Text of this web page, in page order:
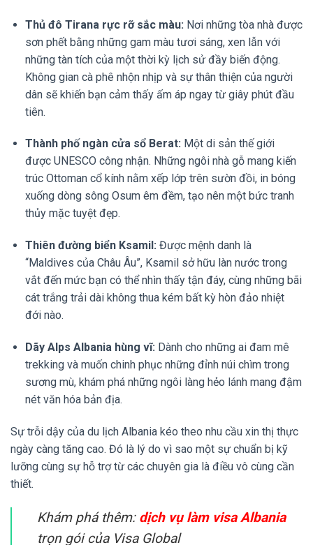
Thủ đô Tirana rực rỡ sắc màu: Nơi những tòa nhà được
sơn phết bằng những gam màu tươi sáng, xen lẫn với
những tàn tích của một thời kỳ lịch sử đầy biến động.
Không gian cà phê nhộn nhịp và sự thân thiện của người
dân sẽ khiến bạn cảm thấy ấm áp ngay từ giây phút đầu
tiên.
Thành phố ngàn cửa sổ Berat: Một di sản thế giới
được UNESCO công nhận. Những ngôi nhà gỗ mang kiến
trúc Ottoman cổ kính nằm xếp lớp trên sườn đồi, in bóng
xuống dòng sông Osum êm đềm, tạo nên một bức tranh
thủy mặc tuyệt đẹp.
Thiên đường biển Ksamil: Được mệnh danh là
“Maldives của Châu Âu”, Ksamil sở hữu làn nước trong
vắt đến mức bạn có thể nhìn thấy tận đáy, cùng những bãi
cát trắng trải dài không thua kém bất kỳ hòn đảo nhiệt
đới nào.
Dãy Alps Albania hùng vĩ: Dành cho những ai đam mê
trekking và muốn chinh phục những đỉnh núi chìm trong
sương mù, khám phá những ngôi làng hẻo lánh mang đậm
nét văn hóa bản địa.
Sự trỗi dậy của du lịch Albania kéo theo nhu cầu xin thị thực
ngày càng tăng cao. Đó là lý do vì sao một sự chuẩn bị kỹ
lưỡng cùng sự hỗ trợ từ các chuyên gia là điều vô cùng cần
thiết.
Khám phá thêm: dịch vụ làm visa Albania
trọn gói của Visa Global